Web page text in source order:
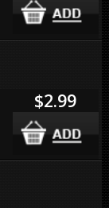
$2.99